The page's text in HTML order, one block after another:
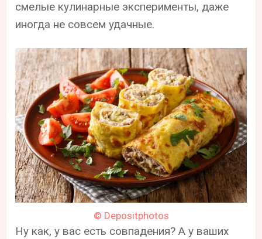
смелые кулинарные эксперименты, даже
иногда не совсем удачные.
© Depositphotos
Ну как, у вас есть совпадения? А у ваших